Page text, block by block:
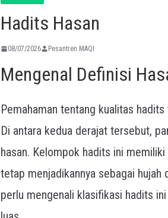
Hadits Hasan
08/07/2026 Pesantren MAQI
Mengenal Definisi
Pemahaman tentang kualitas
Di antara kedua derajat tersebut,
hasan. Kelompok hadits ini
tetap menjadikannya sebagai hujah
perlu mengenali klasifikasi hadits